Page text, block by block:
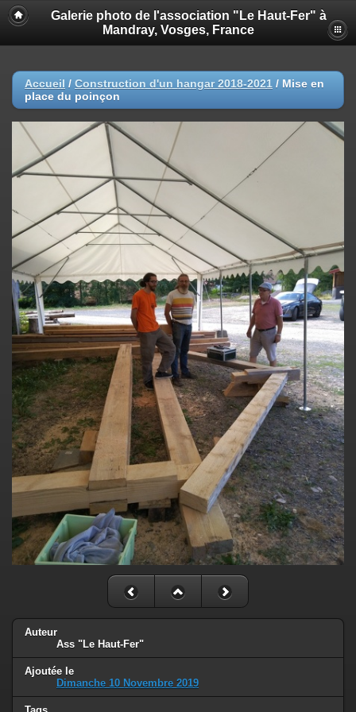
Galerie photo de l'association "Le Haut-Fer" à
Mandray, Vosges, France
Accueil / Construction d'un hangar 2018-2021 / Mise en
place du poinçon
Auteur
Ass "Le Haut-Fer"
Ajoutée le
Dimanche 10 Novembre 2019